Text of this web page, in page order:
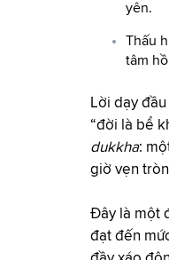
yên.
Thấu
tâm
Lời dạy
“đời là bể
dukkha:
giờ vẹn
Đây là một
đạt đến